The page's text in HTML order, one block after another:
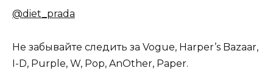
@diet_prada
Не забывайте следить за Vogue, Harper’s Bazaar,
I-D, Purple, W, Pop, AnOther, Paper.